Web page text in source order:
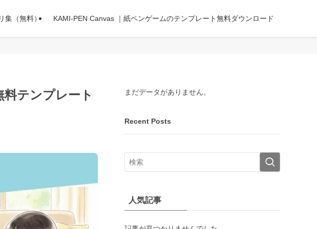
集（無料） KAMI-PEN Canvas ｜紙ペンゲームのテンプレート無料ダウンロード
テンプレート
まだデータがありません。
Recent Posts
人気記事